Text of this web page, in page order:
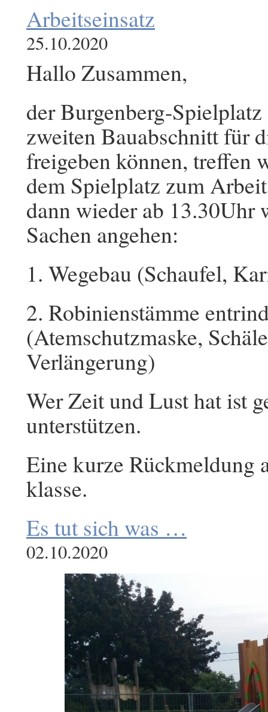
Arbeitseinsatz
25.10.2020
Hallo Zusammen,
der Burgenberg-
zweiten Bauabschnitt für
freigeben können, treffen
dem Spielplatz zum
dann wieder ab 13.30Uhr
Sachen angehen:
1. Wegebau (Schaufel,
2. Robinienstämme
(Atemschutzmaske,
Verlängerung)
Wer Zeit und Lust hat ist
unterstützen.
Eine kurze Rückmeldung
klasse.
Es tut sich was …
02.10.2020